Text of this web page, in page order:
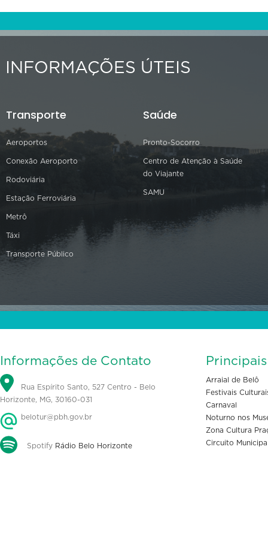
INFORMAÇÕES ÚTEIS
Transporte
Aeroportos
Conexão Aeroporto
Rodoviária
Estação Ferroviária
Metrô
Táxi
Transporte Público
Saúde
Pronto-Socorro
Centro de Atenção à Saúde
do Viajante
SAMU
Informações de Contato
Rua Espírito Santo, 527 Centro - Belo
Horizonte, MG, 30160-031
belotur@pbh.gov.br
Spotify Rádio Belo Horizonte
Arraial de Belô
Festivais
Carnaval
Noturno nos
Zona Cultura
Circuito